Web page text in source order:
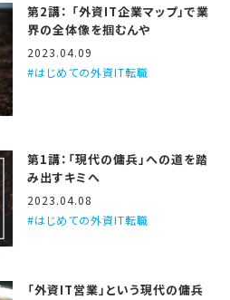
第2講： 「外資IT企業マップ」で業
界の全体像を掴むんや
2023.04.09
はじめての外資IT転職
第1講：「現代の傭兵」への道を踏
み出すキミへ
2023.04.08
はじめての外資IT転職
「外資IT営業」という現代の傭兵